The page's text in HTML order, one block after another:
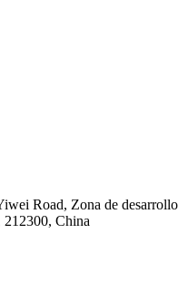
Road, Zona de desarrollo
212300, China